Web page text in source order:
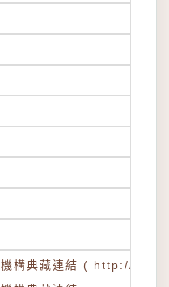
機構典藏連結 ( http://